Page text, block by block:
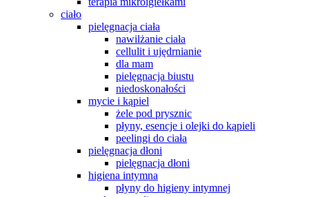
ciało
pielęgnacja ciała
nawilżanie ciała
cellulit i ujędrnianie
dla mam
pielęgnacja biustu
niedoskonałości
mycie i kąpiel
żele pod prysznic
płyny, esencje i olejki do kąpieli
peelingi do ciała
pielęgnacja dłoni
pielęgnacja dłoni
higiena intymna
płyny do higieny intymnej